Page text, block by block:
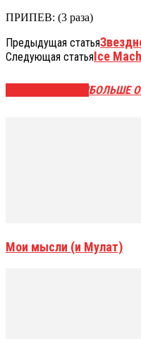
ПРИПЕВ: (3 раза)
Предыдущая статья
Следующая статьяIce
БОЛЬШЕ
Мои мысли (и Мулат)